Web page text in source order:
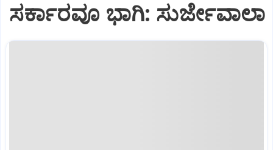
ಸರ್ಕಾರವೂ ಭಾಗಿ: ಸುರ್ಜೇವಾಲಾ